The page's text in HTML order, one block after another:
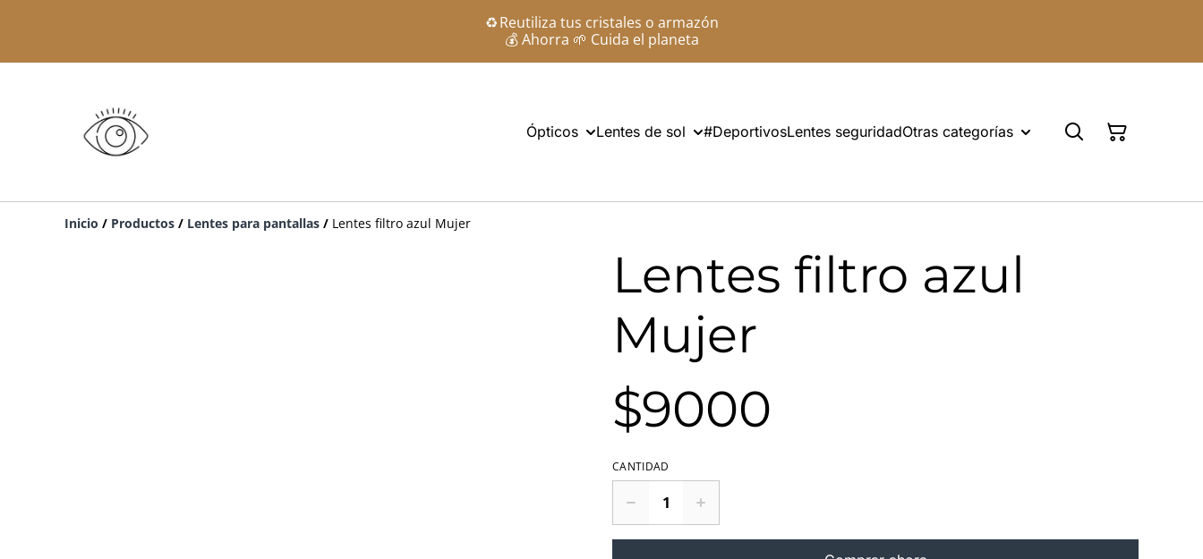
♻️ Reutiliza tus cristales o armazón
💰 Ahorra 🌱 Cuida el planeta
Ópticos Lentes de sol #DeportivosLentes seguridadOtras categorías
Inicio / Productos / Lentes para pantallas / Lentes filtro azul Mujer
Lentes filtro azul
Mujer
$9000
CANTIDAD